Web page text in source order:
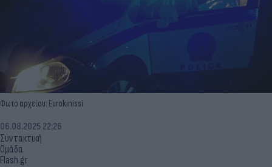
Φωτο αρχείου: Eurokinissi
Συντακτική
Ομάδα
Flash.gr
06.08.2025 22:26